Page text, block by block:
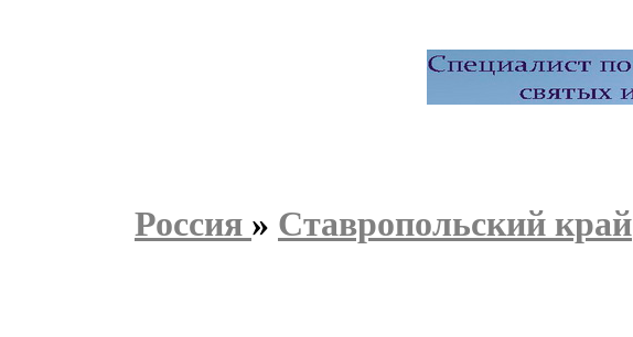
Россия » Ставропольский край